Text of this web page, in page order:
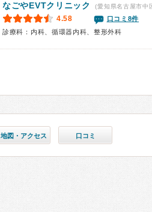
なごやEVTクリニック (愛知県名古屋市中
4.58 口コミ8件
診療科：内科、循環器内科、整形外科
地図・アクセス 口コミ